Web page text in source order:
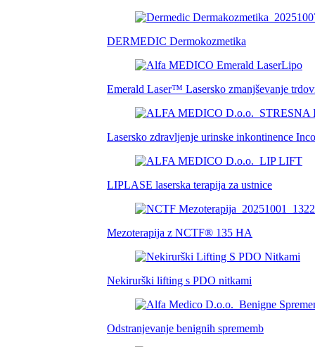
DERMEDIC Dermokozmetika
Emerald Laser™ Lasersko zmanjševanje
Lasersko zdravljenje urinske inkontinence
LIPLASE laserska terapija za ustnice
Mezoterapija z NCTF® 135 HA
Nekirurški lifting s PDO nitkami
Odstranjevanje benignih sprememb